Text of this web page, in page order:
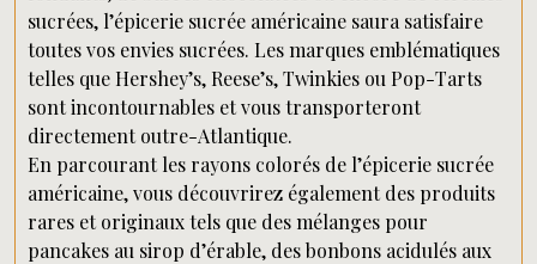
sucrées, l’épicerie sucrée américaine saura satisfaire
toutes vos envies sucrées. Les marques emblématiques
telles que Hershey’s, Reese’s, Twinkies ou Pop-Tarts
sont incontournables et vous transporteront
directement outre-Atlantique.
En parcourant les rayons colorés de l’épicerie sucrée
américaine, vous découvrirez également des produits
rares et originaux tels que des mélanges pour
pancakes au sirop d’érable, des bonbons acidulés aux